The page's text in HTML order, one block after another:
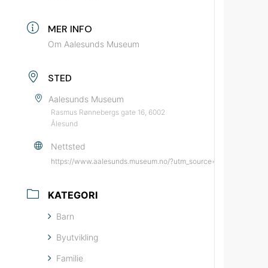
MER INFO
Om Aalesunds Museum
STED
Aalesunds Museum
Rasmus Rønnebergs gate 16, 6002
Ålesund
Nettsted
https://www.aalesunds.museum.no/
KATEGORI
Barn
Byutvikling
Familie